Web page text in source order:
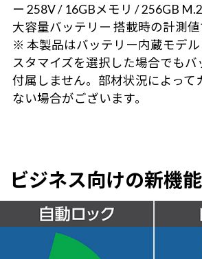
ー 258V / 16GBメモリ / 256GB
大容量バッテリー 搭載時の計測値
※ 本製品はバッテリー内蔵モデル
スタマイズを選択した場合でも
付属しません。部材状況によって
ない場合がございます。
ビジネス向けの新機